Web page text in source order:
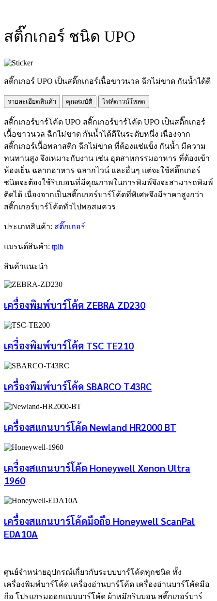
สติ๊กเกอร์ ชนิด UPO
สติ๊กเกอร์ UPO เป็นสติ๊กเกอร์เนื้อขาวนวล ฉีกไม่ขาด กันน้ำได้ดี
รายละเอียดสินค้า คุณสมบัติ ไฟล์ดาวน์โหลด
สติ๊กเกอร์บาร์โค้ด UPO สติ๊กเกอร์บาร์โค้ด UPO เป็นสติ๊กเกอร์
เนื้อขาวนวล ฉีกไม่ขาด กันน้ำได้ดีในระดับหนึ่ง เนื่องจาก
สติ๊กเกอร์เนื้อพลาสติก ฉีกไม่ขาด ที่ต้องแช่แข็ง กันน้ำ มีความ
ทนทานสูง จึงเหมาะกับงาน เช่น อุตสาหกรรมอาหาร ที่ต้องเข้า
ห้องเย็น ฉลากอาหาร ฉลากไวน์ และอื่นๆ แต่จะใช้สติ๊กเกอร์
ชนิดจะต้องใช้ริบบอนที่มีคุณภาพในการพิมพ์จึงจะสามารถพิมพ์
ติดได้ เนื่องจากเป็นสติ๊กเกอร์บาร์โค้ดที่พิเศษจึงมีราคาสูงกว่า
สติ๊กเกอร์บาร์โค้ดทั่วไปพอสมควร
ประเภทสินค้า: สติ๊กเกอร์
แบรนด์สินค้า: tplb
สินค้าแนะนำ
เครื่องพิมพ์บาร์โค้ด ZEBRA ZD230
เครื่องพิมพ์บาร์โค้ด TSC TE210
เครื่องพิมพ์บาร์โค้ด SBARCO T43RC
เครื่องสแกนบาร์โค้ด Newland HR2000 BT
เครื่องสแกนบาร์โค้ด Honeywell Xenon Ultra
1960
เครื่องสแกนบาร์โค้ดมือถือ Honeywell ScanPal
EDA10A
ศูนย์จําหน่ายอุปกรณ์เกี่ยวกับระบบบาร์โค้ดทุกชนิด ทั้ง
เครื่องพิมพ์บาร์โค้ด เครื่องอ่านบาร์โค้ด เครื่องอ่านบาร์โค้ดมือ
ถือ โปรแกรมออกแบบบาร์โค้ด ผ้าหมึกริบบอน สติ๊กเกอร์บาร์